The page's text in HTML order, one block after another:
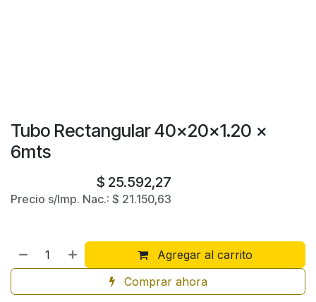
Tubo Rectangular 40x20x1.20 x
6mts
$ 25.592,27
Precio s/Imp. Nac.: $ 21.150,63
Agregar al carrito
Comprar ahora